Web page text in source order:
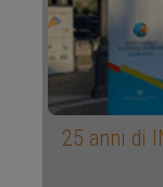
25 anni di